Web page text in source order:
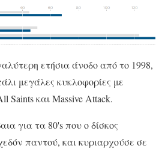
ετήσια άνοδο από το 1998,
μεγάλες κυκλοφορίες με
Saints και Massive Attack.
για τα 80's που ο δίσκος
παντού, και κυριαρχούσε σε